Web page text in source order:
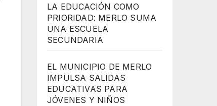
LA EDUCACIÓN COMO
PRIORIDAD: MERLO SUMA
UNA ESCUELA
SECUNDARIA
EL MUNICIPIO DE MERLO
IMPULSA SALIDAS
EDUCATIVAS PARA
JÓVENES Y NIÑOS